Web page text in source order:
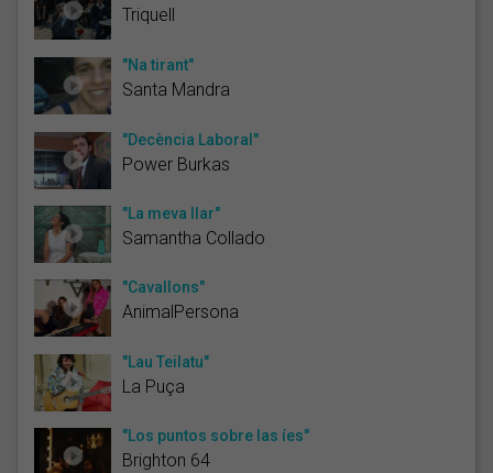
Triquell
"Na tirant"
Santa Mandra
"Decència Laboral"
Power Burkas
"La meva llar"
Samantha Collado
"Cavallons"
AnimalPersona
"Lau Teilatu"
La Puça
"Los puntos sobre las íes"
Brighton 64